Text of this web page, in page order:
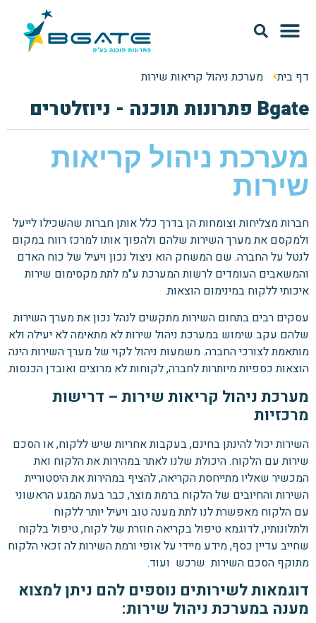
דף בית מערכת ניהול קריאות שירות
Bgate פתרונות תוכנה - ניוזלטרים
מערכת ניהול קריאות
שירות
חברות מצליחות וצומחות הן בדרך כלל אותן חברות שהשכילו לייעל
ולמקסם את מערך השירות שלהם ולהפוך אותו למרכז רווח במקום
לנטל על החברה. שם המשחק הוא ניצול נכון ויעיל של כוח האדם
והמשאבים העומדים לרשות המערכת ע"מ לתת מקסימום שירות
איכותי ללקוח במינימום הוצאות.
עסקים רבים בתחום השירות מתקשים לנהל נכון את מערך השירות
שלהם עקב שימוש במערכת ניהול שירות לא מתאימה לא יעילה ולא
מותאמת לצורכי החברה. משמעות ניהול לקוי של מערך השירות הינה
הוצאות כספיות מיותרות לחברה, לקוחות לא מרוצים ואובדן הכנסות.
מערכת ניהול קריאות שירות – דרישות
מרכזיות
השירות יכול להינתן בחינם, בעקבות אחריות שיש ללקוח, או הסכם
שירות עם הלקוח. היכולת שלנו לאתר במהירות את הלקוח ואת
המכשיר שאליו מתייחסת הקריאה, להציף במהירות את היסטוריית
השירות והחיובים של הלקוח ברמת מוצר, כבר בעת המגע הראשוני
עם הלקוח מאפשרת לנו לתת מענה טוב ויעיל יותר ללקוח
ולתלונותיו, לדוגמא טיפול בקריאה חוזרת של לקוח, טיפול בלקוח
שחייב עדיין כסף, מידע מיידי על אופי ורמת השירות לה זכאי הלקוח
מתוקף הסכם השירות שרכש ועוד.
דוגמאות לשירותים נוספים להם ניתן למצוא
מענה במערכת ניהול שירות: